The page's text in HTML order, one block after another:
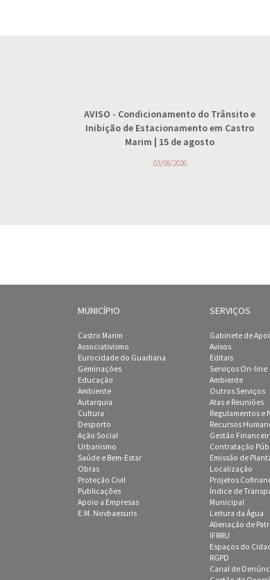
AVISO - Condicionamento do Trânsito e
Inibição de Estacionamento em Castro
Marim | 15 de agosto
03/08/2026
MUNICÍPIO
Castro Marim
Associativismo
Eurocidade do Guadiana
Geminações
Educação
Ambiente
Autarquia
Cultura
Desporto
Ação Social
Urbanismo
Saúde e Bem-Estar
Obras
Proteção Civil
Publicações
Apoio a Empresas
E.M. Novbaesuris
SERVIÇOS
Gabinete de
Avisos
Editais
Serviços On-line
Ambiente
Outros Serviços
Atas e Reuniões
Regulamentos e
Recursos
Gestão
Contratação
Emissão de
Localização
Projetos
Índice de
Municipal
Leitura da Água
Alienação de
IFRRU
Espaços do
RGPD
Canal de